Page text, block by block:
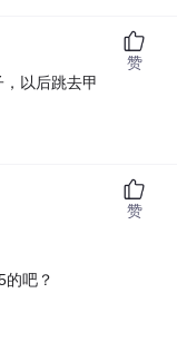
以后跳去甲
赞
的吧？
赞